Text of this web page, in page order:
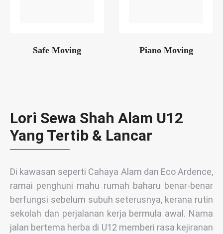
Safe Moving Piano Moving
Lori Sewa Shah Alam U12
Yang Tertib & Lancar
Di kawasan seperti Cahaya Alam dan Eco Ardence,
ramai penghuni mahu rumah baharu benar-benar
berfungsi sebelum subuh seterusnya, kerana rutin
sekolah dan perjalanan kerja bermula awal. Nama
jalan bertema herba di U12 memberi rasa kejiranan